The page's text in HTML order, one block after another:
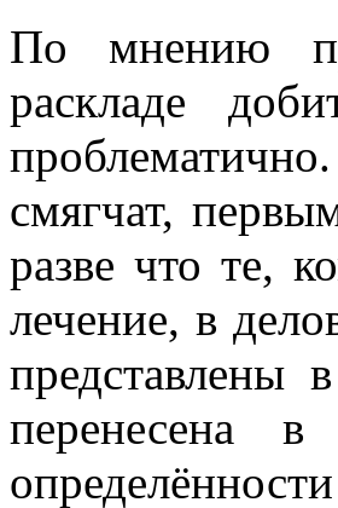
По мнению
раскладе
смягчат,
разве что те,
лечение, в
представлены
перенесена